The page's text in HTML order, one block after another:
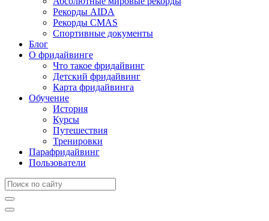
Рекорды AIDA
Рекорды CMAS
Спортивные документы
Блог
О фридайвинге
Что такое фридайвинг
Детский фридайвинг
Карта фридайвинга
Обучение
История
Курсы
Путешествия
Тренировки
Парафридайвинг
Пользователи